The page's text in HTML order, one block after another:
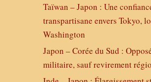
Taïwan – Japon : Une
transpartisane envers Tokyo,
Washington
Japon – Corée du Sud :
militaire, sauf revirement